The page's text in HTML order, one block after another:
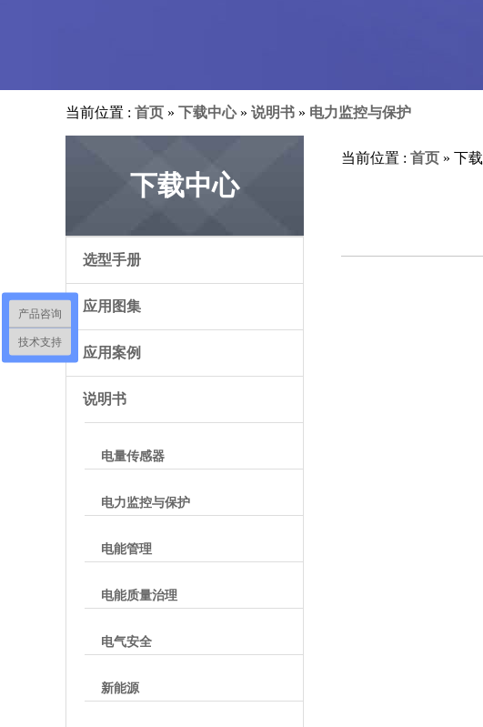
当前位置 : 首页 » 下载中心» 说明书 » 电力监控与保护
下载中心
选型手册
应用图集
应用案例
说明书
电量传感器
电力监控与保护
电能管理
电能质量治理
电气安全
新能源
当前位置 : 首页 » 下
产品咨询
技术支持